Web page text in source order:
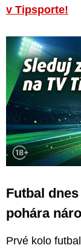
v Tipsporte!
Futbal
pohára
Prvé kolo